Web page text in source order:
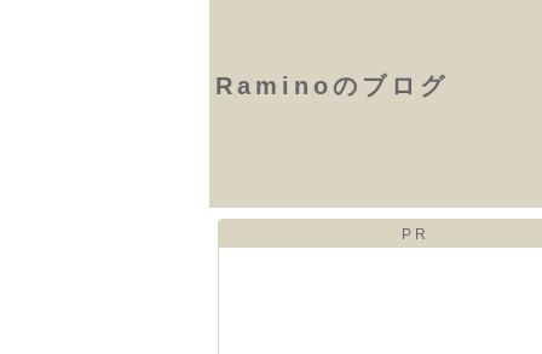
Raminoのブログ
PR